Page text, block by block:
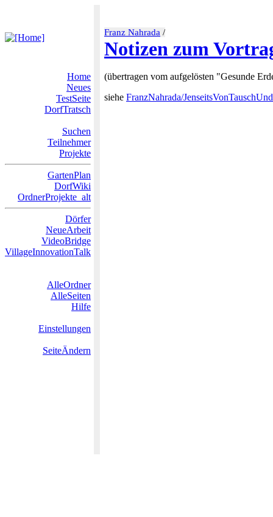
Franz Nahrada /
Notizen zum
Home
Neues
TestSeite
DorfTratsch
Suchen
Teilnehmer
Projekte
GartenPlan
DorfWiki
OrdnerProjekte_alt
Dörfer
NeueArbeit
VideoBridge
VillageInnovationTalk
AlleOrdner
AlleSeiten
Hilfe
Einstellungen
SeiteÄndern
(übertragen vom aufgelösten "Gesunde
siehe FranzNahrada/